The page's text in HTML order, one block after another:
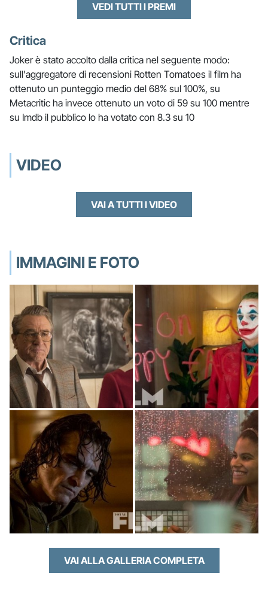
VEDI TUTTI I PREMI
Critica
Joker è stato accolto dalla critica nel seguente modo:
sull'aggregatore di recensioni Rotten Tomatoes il film ha
ottenuto un punteggio medio del 68% sul 100%, su
Metacritic ha invece ottenuto un voto di 59 su 100 mentre
su Imdb il pubblico lo ha votato con 8.3 su 10
VIDEO
VAI A TUTTI I VIDEO
IMMAGINI E FOTO
VAI ALLA GALLERIA COMPLETA